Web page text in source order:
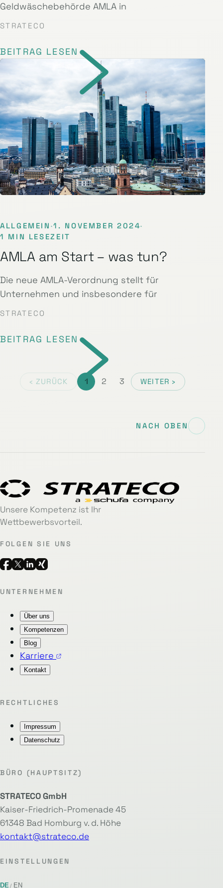
Geldwäschebehörde AMLA in
STRATECO
BEITRAG LESEN
ALLGEMEIN ·1. NOVEMBER 2024·
1 MIN LESEZEIT
AMLA am Start – was tun?
Die neue AMLA-Verordnung stellt für
Unternehmen und insbesondere für
STRATECO
BEITRAG LESEN
‹ ZURÜCK 1 2 3 WEITER ›
NACH OBEN
Unsere Kompetenz ist Ihr
Wettbewerbsvorteil.
FOLGEN SIE UNS
UNTERNEHMEN
Über uns
Kompetenzen
Blog
Karriere
Kontakt
RECHTLICHES
Impressum
Datenschutz
BÜRO (HAUPTSITZ)
STRATECO GmbH
Kaiser-Friedrich-Promenade 45
61348 Bad Homburg v. d. Höhe
kontakt@strateco.de
EINSTELLUNGEN
DE EN